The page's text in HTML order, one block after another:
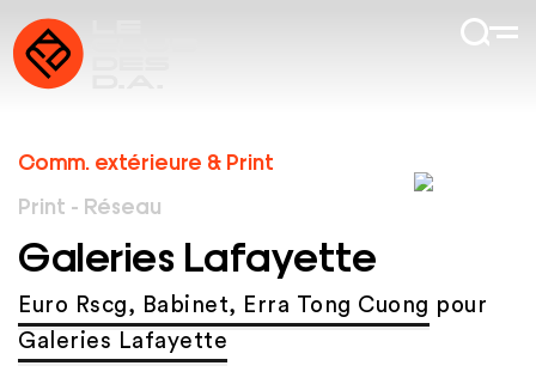
Comm. extérieure & Print
Print - Réseau
Galeries Lafayette
Euro Rscg, Babinet, Erra Tong Cuong pour
Galeries Lafayette